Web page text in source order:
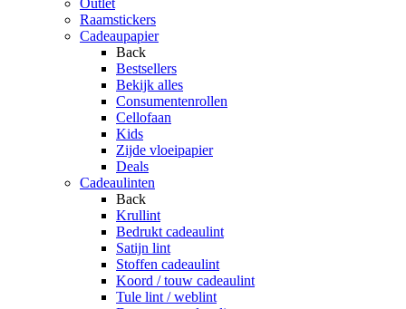
Outlet
Raamstickers
Cadeaupapier
Back
Bestsellers
Bekijk alles
Consumentenrollen
Cellofaan
Kids
Zijde vloeipapier
Deals
Cadeaulinten
Back
Krullint
Bedrukt cadeaulint
Satijn lint
Stoffen cadeaulint
Koord / touw cadeaulint
Tule lint / weblint